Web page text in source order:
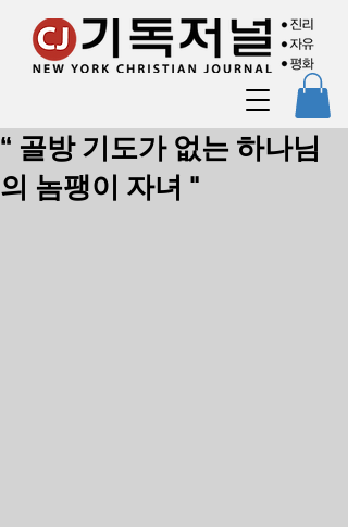
“ 골방 기도가 없는 하나님
의 놈팽이 자녀 "